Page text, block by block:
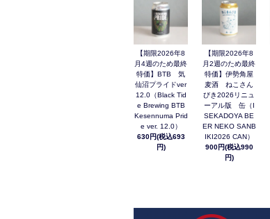
【期限2026年8
月4週のため最終
特価】BTB 気
仙沼プライドver
12.0（Black Tid
e Brewing BTB
Kesennuma Prid
e ver. 12.0）
630円(税込693
円)
【期限2026年8
月2週のため最終
特価】伊勢角屋
麦酒 ねこさん
びき2026リニュ
ーアル版 缶（I
SEKADOYA BE
ER NEKO SANB
IKI2026 CAN）
900円(税込990
円)